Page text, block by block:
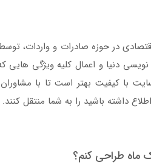
در حوزه صادرات و واردات،
نویسی دنیا و اعمال کلیه ویژگی
با کیفیت بهتر است تا با
داشته باشید را به شما منتقل کنند.
ماه طراحی کنم؟